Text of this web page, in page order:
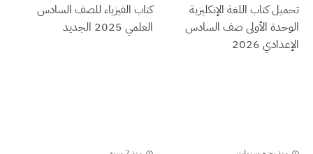
تحميل كتاب اللغة الإنكليزية
الوحدة الأولى صف السادس
الإعدادي 2026
كتاب الفيزياء للصف السادس
العلمي 2025 الجديد